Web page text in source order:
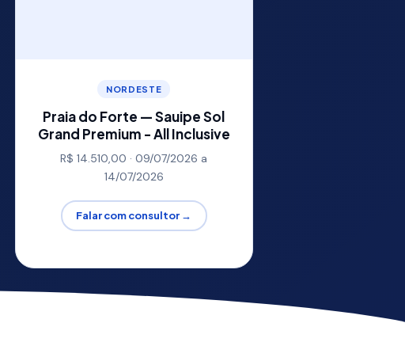
NORDESTE
Praia do Forte — Sauipe Sol
Grand Premium - All Inclusive
R$ 14.510,00 · 09/07/2026 a
14/07/2026
Falar com consultor →